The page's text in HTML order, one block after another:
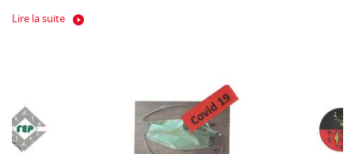
Lire la suite